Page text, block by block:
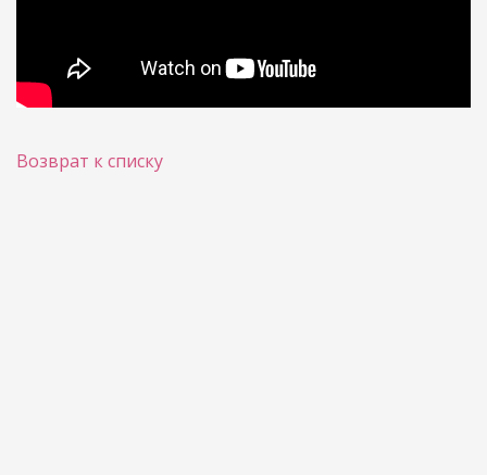
Возврат к списку